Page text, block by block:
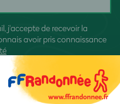
j'accepte de recevoir la
avoir pris connaissance